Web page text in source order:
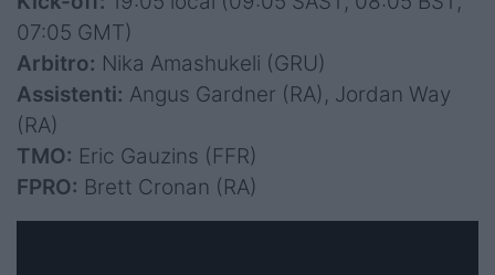
07:05 GMT)
Arbitro: Nika Amashukeli (GRU)
Assistenti: Angus Gardner (RA), Jordan Way
(RA)
TMO: Eric Gauzins (FFR)
FPRO: Brett Cronan (RA)